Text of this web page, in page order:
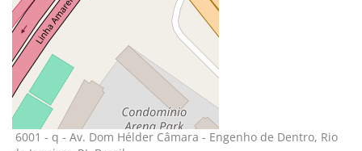
6001 - q - Av. Dom Hélder Câmara - Engenho de Dentro, Rio